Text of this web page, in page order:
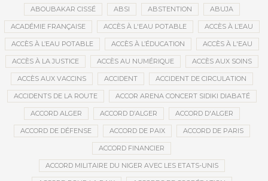
ABOUBAKAR CISSÉ ABSI ABSTENTION ABUJA
ACADÉMIE FRANÇAISE ACCÈS À L'EAU POTABLE ACCÈS À L’EAU
ACCÈS À L’EAU POTABLE ACCÈS À L’ÉDUCATION ACCÈS À L'EAU
ACCÈS À LA JUSTICE ACCÈS AU NUMÉRIQUE ACCÈS AUX SOINS
ACCÈS AUX VACCINS ACCIDENT ACCIDENT DE CIRCULATION
ACCIDENTS DE LA ROUTE ACCOR ARENA CONCERT SIDIKI DIABATÉ
ACCORD ALGER ACCORD D’ALGER ACCORD D'ALGER
ACCORD DE DÉFENSE ACCORD DE PAIX ACCORD DE PARIS
ACCORD FINANCIER
ACCORD MILITAIRE DU NIGER AVEC LES ETATS-UNIS